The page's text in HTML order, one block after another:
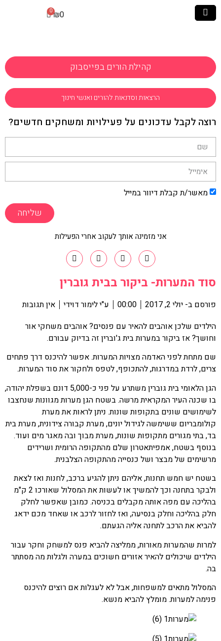
₪0
קהילת הורים בפייסבוק
הרצאות וסדנאות להורים ואנשי חינוך
רוצה לקבל עדכונים על פעילויות ומשחקים חדשים?
מאשר/ת קבלת דיוור במייל
שליחה
אני מזמינה אותך לעקוב אחרי הפעילות
סוד המערות- ביקור בבית גוברין
פורסם ב- יולי 2, 2017 00:00 ע"ילימור דוידי
אין תגובות
הילדים שלכן אוהבים להאיר עם פנסים? אוהבים משחקי אור
וחושך? אז ביקור במערות בית ג'וברין זה בדיוק עבורם.
שם מתחת לפני האדמה מצויות המערות. אפשר להיכנס דרך פתחים
צרים, לרדת במדרגות, להתכופף, לטפס ולחקור את סוד המערות.
הגן הלאומי בית גוברין משתרע על פני כ-5,000 דונם בשפלת יהודה,
בו שכנה העיר המקראית מרשה. בשטח הגן מערות מגוונות שנחצבו
לשימושים שונים בתקופות שונות. ניתן לראות את מערת
קולומבריום ששימשה לגידול יונים, מערת קבורה צידונית, מערת בית
בד, בתי מגורים מתקופות שונות, מערת מבוך ובה מאגר מים ועוד.
בנוסף בשטח, אמפיתאטרון שלם מהתקופה הרומית ושרידים
מרשימים של מבצר ושל כנסייה מהתקופה הצלבנית.
בשטח יש חמש תחנות, אליהם ניתן להגיע ברכב, לחנות ואז לצאת
ולבקר בתחנה וכך להמשיך או לעשות את המסלול שאורכו 2 ק"מ
בהליכה עם מפה אותה מקבלים בכניסה. כמובן שאפשר לחלק
חלק בהליכה וחלק בנסיעה, ואז לחזור לרכב או שאחד מכם ידאג
להביא את הרכב לתחנה אליה הגעתם.
למרות שהמערות מאורות, ממליצה להביא פנס למשחק וחקר עבור
הילדים שיכולים להאיר אזורים חשוכים במערה ולגלות מה מסתתר
בה.
המסלול מתאים למשפחות, אבל לא לעגלות אם רוצים להיכנס
פנימה למערות. מומלץ להביא מנשא.